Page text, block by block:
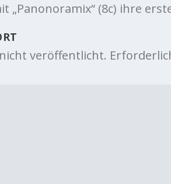
„Panonoramix“ (8c) ihre
veröffentlicht.